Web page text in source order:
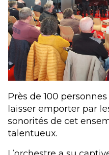
Près de 100
laisser emporter par
sonorités de cet
talentueux.